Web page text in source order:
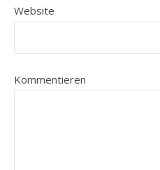
Website
Kommentieren